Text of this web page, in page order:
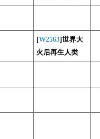
[W2563]世界大
火后再生人类